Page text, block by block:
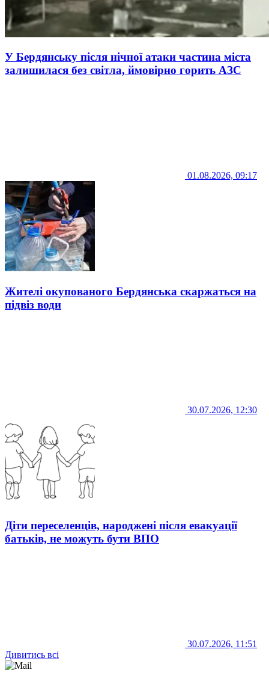
У Бердянську після нічної атаки частина міста
залишилася без світла, ймовірно горить АЗС
01.08.2026, 09:17
Жителі окупованого Бердянська скаржаться на
підвіз води
30.07.2026, 12:30
Діти переселенців, народжені після евакуації
батьків, не можуть бути ВПО
30.07.2026, 11:51
Дивитись всі